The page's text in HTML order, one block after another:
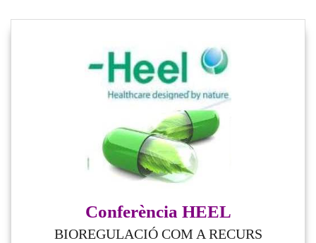
Conferència HEEL
BIOREGULACIÓ COM A RECURS